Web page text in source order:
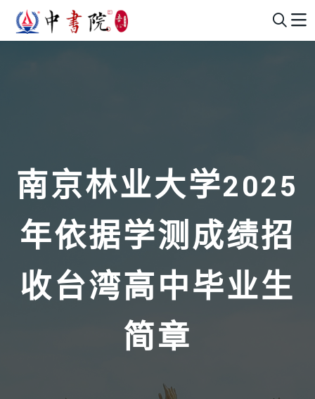
南京林业大学2025
年依据学测成绩招
收台湾高中毕业生
简章